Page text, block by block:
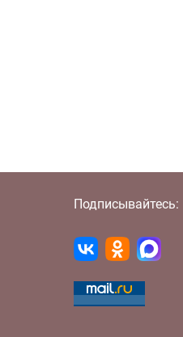
Подписывайтесь: